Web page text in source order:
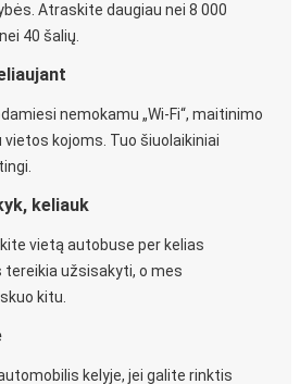
Atraskite daugiau nei 8 000
40 šalių.
nemokamu „Wi-Fi“, maitinimo
vietos kojoms. Tuo šiuolaikiniai
keliauk
vietą autobuse per kelias
tereikia užsisakyti, o mes
kitu.
kelyje, jei galite rinktis